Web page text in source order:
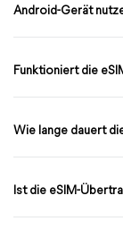
Android-Gerät
Funktioniert die
Wie lange dauert
Ist die eSIM-